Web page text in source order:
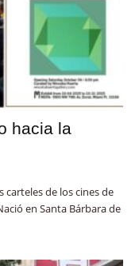
hacia la
carteles de los cines de
en Santa Bárbara de